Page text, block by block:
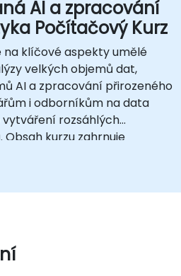
AI a zpracování
Počítačový Kurz
na klíčové aspekty umělé
velkých objemů dat,
AI a zpracování přirozeného
i odborníkům na data
rozsáhlých
kurzu zahrnuje
strojového učení, knihovnu
implementovat efektivní